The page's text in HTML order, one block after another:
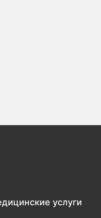
услуги